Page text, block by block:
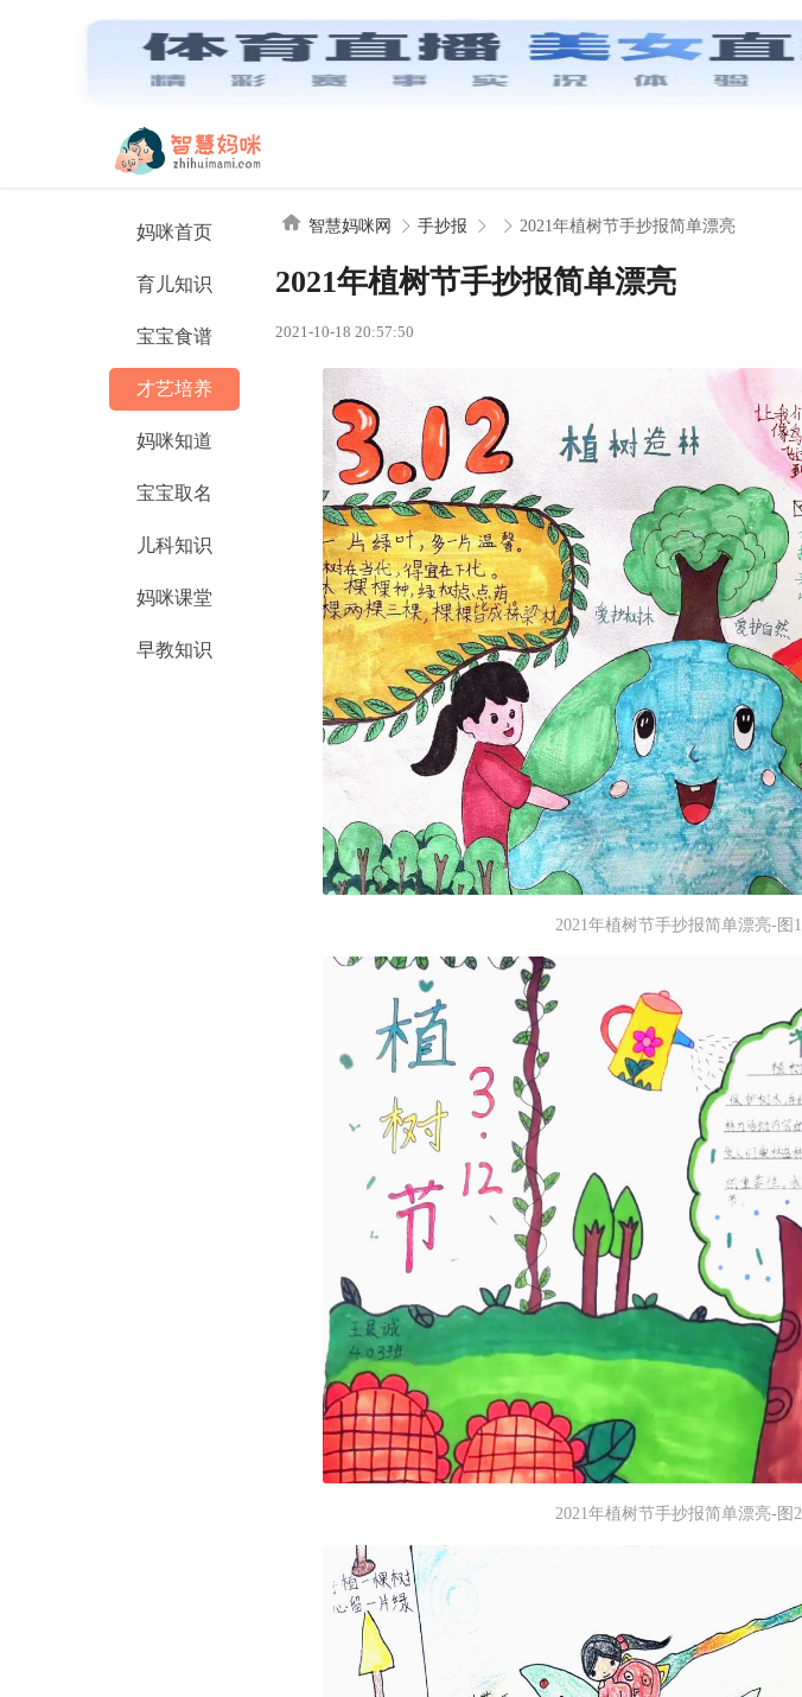
智慧妈咪网
妈咪首页
育儿知识
宝宝食谱
才艺培养
妈咪知道
宝宝取名
儿科知识
妈咪课堂
早教知识
智慧妈咪网 手抄报 2021年植树节手抄报简单漂亮
2021年植树节手抄报简单漂亮
2021-10-18 20:57:50
2021年植树节手抄报简单漂亮-图1
2021年植树节手抄报简单漂亮-图2